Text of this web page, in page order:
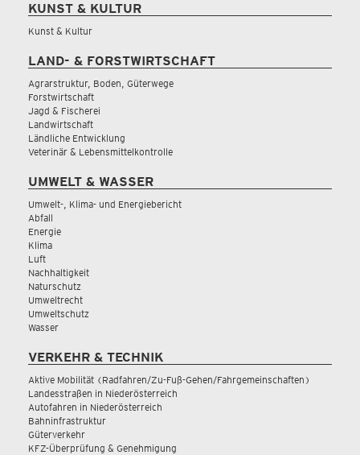
KUNST & KULTUR
Kunst & Kultur
LAND- & FORSTWIRTSCHAFT
Agrarstruktur, Boden, Güterwege
Forstwirtschaft
Jagd & Fischerei
Landwirtschaft
Ländliche Entwicklung
Veterinär & Lebensmittelkontrolle
UMWELT & WASSER
Umwelt-, Klima- und Energiebericht
Abfall
Energie
Klima
Luft
Nachhaltigkeit
Naturschutz
Umweltrecht
Umweltschutz
Wasser
VERKEHR & TECHNIK
Aktive Mobilität (Radfahren/Zu-Fuß-Gehen/Fahrgemeinschaften)
Landesstraßen in Niederösterreich
Autofahren in Niederösterreich
Bahninfrastruktur
Güterverkehr
KFZ-Überprüfung & Genehmigung